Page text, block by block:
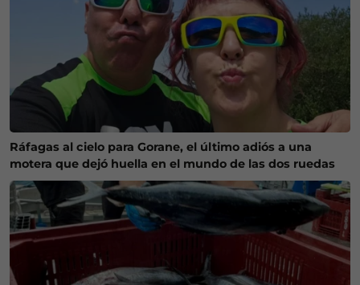
Ráfagas al cielo para Gorane, el último adiós a una
motera que dejó huella en el mundo de las dos ruedas